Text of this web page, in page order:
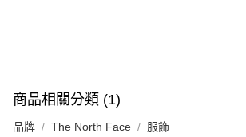
商品相關分類 (1)
品牌 The North Face 服飾